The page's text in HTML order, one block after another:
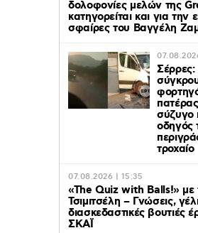
δολοφονίες μελών της
κατηγορείται και για την
σφαίρες του Βαγγέλη
Σέρρες:
σύζυγο
οδηγός
τροχαίο
07.08.2026 | 15:35
«The Quiz with Balls!» με
Τσιμιτσέλη – Γνώσεις,
διασκεδαστικές βουτιές
ΣΚΑΪ